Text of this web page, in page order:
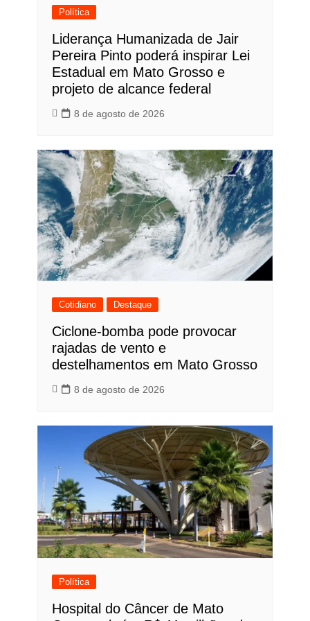
Política
Liderança Humanizada de Jair
Pereira Pinto poderá inspirar Lei
Estadual em Mato Grosso e
projeto de alcance federal
8 de agosto de 2026
Cotidiano Destaque
Ciclone-bomba pode provocar
rajadas de vento e
destelhamentos em Mato Grosso
8 de agosto de 2026
Política
Hospital do Câncer de Mato